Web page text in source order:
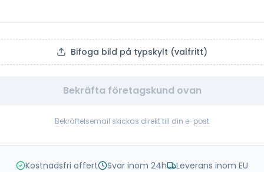
Bifoga bild på typskylt (valfritt)
Bekräfta företagskund ovan
Bekräftelsemail skickas direkt till din e-post
Kostnadsfri offert Svar inom 24h Leverans inom EU